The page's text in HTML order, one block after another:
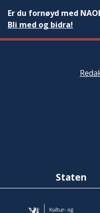
Er du fornøyd med
Bli med og bidra!
Staten